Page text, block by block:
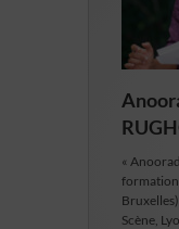
«
formation
Scène,